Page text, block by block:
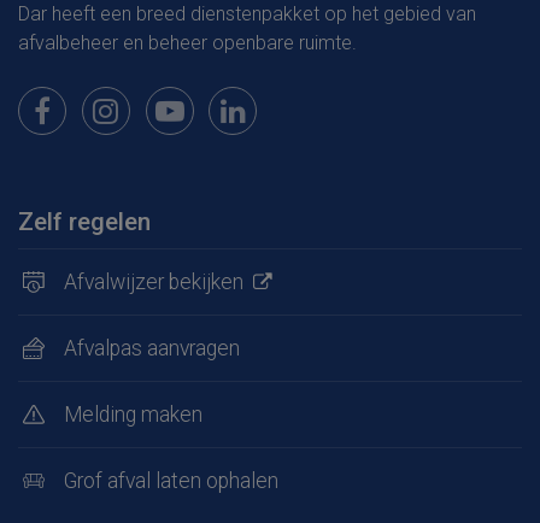
Dar heeft een breed dienstenpakket op het gebied van
afvalbeheer en beheer openbare ruimte.
Bekijk onze pagina op Facebook
Bekijk onze pagina op Instagram
Bekijk onze pagina op Youtube
Bekijk onze pagina op LinkedIn
Zelf regelen
Afvalwijzer bekijken
Afvalpas aanvragen
Melding maken
Grof afval laten ophalen